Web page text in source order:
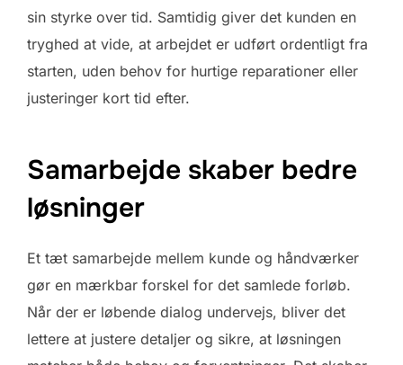
sin styrke over tid. Samtidig giver det kunden en
tryghed at vide, at arbejdet er udført ordentligt fra
starten, uden behov for hurtige reparationer eller
justeringer kort tid efter.
Samarbejde skaber bedre
løsninger
Et tæt samarbejde mellem kunde og håndværker
gør en mærkbar forskel for det samlede forløb.
Når der er løbende dialog undervejs, bliver det
lettere at justere detaljer og sikre, at løsningen